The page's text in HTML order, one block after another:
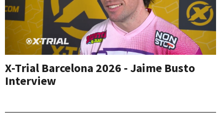
X-Trial Barcelona 2026 - Jaime Busto
Interview